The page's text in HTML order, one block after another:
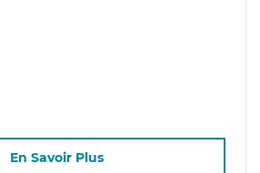
En Savoir Plus